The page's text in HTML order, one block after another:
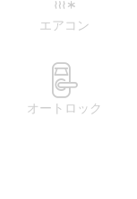
エアコン
オートロック